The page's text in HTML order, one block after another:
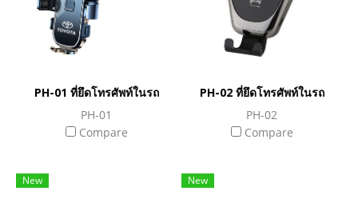
PH-01 ที่ยึดโทรศัพท์ในรถ
PH-01
Compare
PH-02 ที่ยึดโทรศัพท์ในรถ
PH-02
Compare
New New